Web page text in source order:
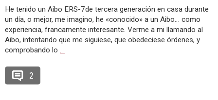
He tenido un Aibo ERS-7de tercera generación en casa durante
un día, o mejor, me imagino, he «conocido» a un Aibo… como
experiencia, francamente interesante. Verme a mi llamando al
Aibo, intentando que me siguiese, que obedeciese órdenes, y
comprobando lo …
2